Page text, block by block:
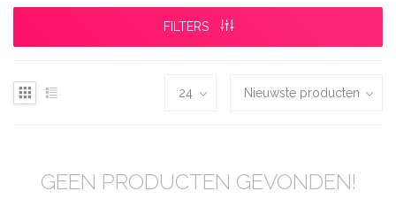
FILTERS
GEEN PRODUCTEN GEVONDEN!